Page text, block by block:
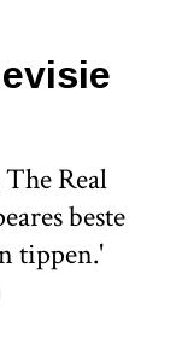
Real
beste
tippen.'